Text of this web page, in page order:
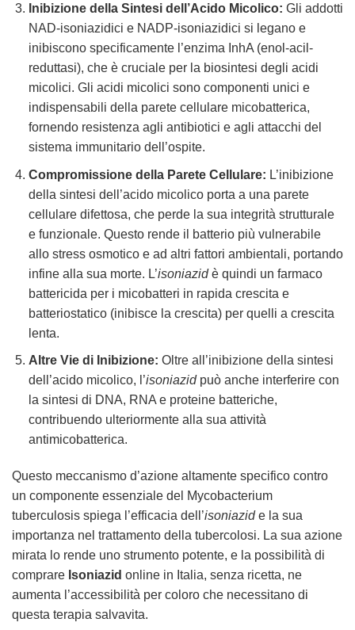
Inibizione della Sintesi dell’Acido Micolico: Gli addotti
NAD-isoniazidici e NADP-isoniazidici si legano e
inibiscono specificamente l’enzima InhA (enol-acil-
reduttasi), che è cruciale per la biosintesi degli acidi
micolici. Gli acidi micolici sono componenti unici e
indispensabili della parete cellulare micobatterica,
fornendo resistenza agli antibiotici e agli attacchi del
sistema immunitario dell’ospite.
Compromissione della Parete Cellulare: L’inibizione
della sintesi dell’acido micolico porta a una parete
cellulare difettosa, che perde la sua integrità strutturale
e funzionale. Questo rende il batterio più vulnerabile
allo stress osmotico e ad altri fattori ambientali, portando
infine alla sua morte. L’isoniazidè quindi un farmaco
battericida per i micobatteri in rapida crescita e
batteriostatico (inibisce la crescita) per quelli a crescita
lenta.
Altre Vie di Inibizione: Oltre all’inibizione della sintesi
dell’acido micolico, l’isoniazidpuò anche interferire con
la sintesi di DNA, RNA e proteine batteriche,
contribuendo ulteriormente alla sua attività
antimicobatterica.
Questo meccanismo d’azione altamente specifico contro
un componente essenziale del Mycobacterium
tuberculosis spiega l’efficacia dell’isoniazide la sua
importanza nel trattamento della tubercolosi. La sua azione
mirata lo rende uno strumento potente, e la possibilità di
comprare Isoniazid online in Italia, senza ricetta, ne
aumenta l’accessibilità per coloro che necessitano di
questa terapia salvavita.